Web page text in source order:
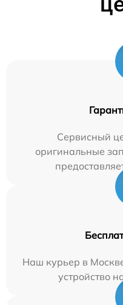
Сервисный
оригинальные
Наш курьер в
устройство